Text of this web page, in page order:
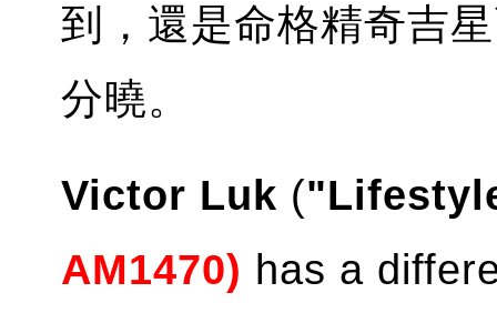
到，還是命格精奇吉
分曉。
Victor Luk (
AM1470) has a